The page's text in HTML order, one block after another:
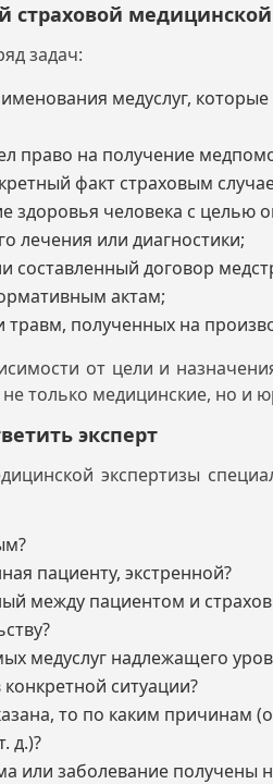
задач:
медуслуг,
право на получение
факт страховым
здоровья человека с целью
лечения или диагностики;
составленный договор
актам;
травм, полученных на
от цели и
только медицинские, но и
эксперт
экспертизы
пациенту, экстренной?
между пациентом и
медуслуг надлежащего
ситуации?
то по каким причинам
д.)?
или заболевание получены